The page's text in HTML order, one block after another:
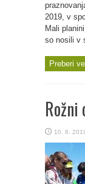
2019, v
Mali
so nosili v
Preberi
10. 6.